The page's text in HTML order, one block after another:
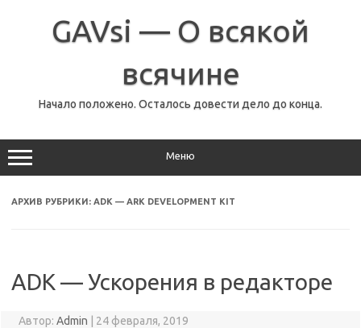
содержимомуGAVsi — О всякой
всячине
Начало положено. Осталось довести дело до конца.
Меню
АРХИВ РУБРИКИ: ADK — ARK DEVELOPMENT KIT
ADK — Ускорения в редакторе
Автор: Admin 24 февраля, 2019